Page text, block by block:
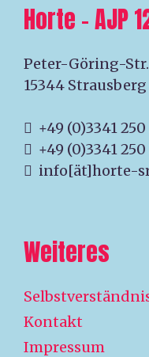
Horte – AJP
Peter-Göring-Str.
15344 Strausberg
+49 (0)3341 250
+49 (0)3341 250
info[ät]horte-
Weiteres
Kontakt
Impressum